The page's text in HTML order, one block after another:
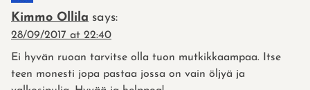
Kimmo Ollila says:
28/09/2017 at 22:40
Ei hyvän ruoan tarvitse olla tuon mutkikkaampaa. Itse
teen monesti jopa pastaa jossa on vain öljyä ja